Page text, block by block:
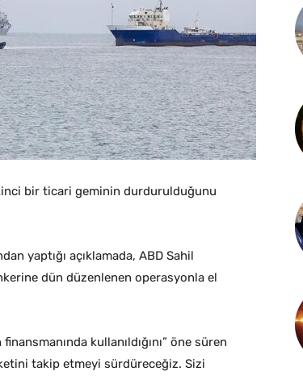
bir ticari geminin durdurulduğunu
yaptığı açıklamada, ABD Sahil
dün düzenlenen operasyonla el
kullanıldığını” öne süren
takip etmeyi sürdüreceğiz. Sizi